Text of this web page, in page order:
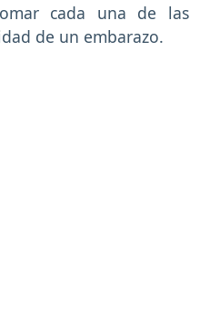
cada una de las
de un embarazo.